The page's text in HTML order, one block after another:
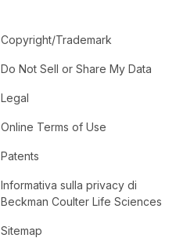
Copyright/Trademark
Do Not Sell or Share My Data
Legal
Online Terms of Use
Patents
Informativa sulla privacy di
Beckman Coulter Life Sciences
Sitemap